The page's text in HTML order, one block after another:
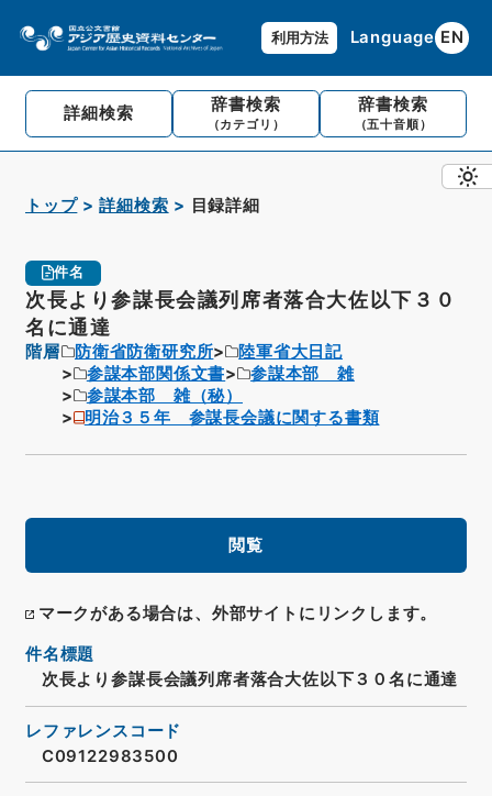
利用方法 Language EN
詳細検索 辞書検索
（カテゴリ）
辞書検索
（五十音順）
トップ 詳細検索 目録詳細
件名
次長より参謀長会議列席者落合大佐以下３０
名に通達
階層 防衛省防衛研究所
陸軍省大日記
参謀本部関係文書
参謀本部 雑
参謀本部 雑（秘）
明治３５年 参謀長会議に関する書類
閲覧
マークがある場合は、外部サイトにリンクします。
件名標題
次長より参謀長会議列席者落合大佐以下３０名に通達
レファレンスコード
C09122983500